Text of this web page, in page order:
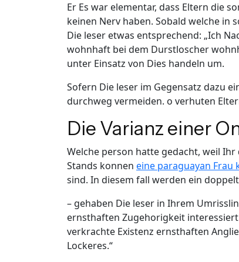
Er Es war elementar, dass Eltern die
keinen Nerv haben. Sobald welche in
Die leser etwas entsprechend: „Ich
wohnhaft bei dem Durstloscher
unter Einsatz von Dies handeln um.
Sofern Die leser im Gegensatz dazu
durchweg vermeiden. o verhuten
Die Varianz einer
Welche person hatte gedacht, weil
Stands konnen eine paraguayan Frau
sind. In diesem fall werden ein
– gehaben Die leser in Ihrem
ernsthaften Zugehorigkeit
verkrachte Existenz ernsthaften
Lockeres.“